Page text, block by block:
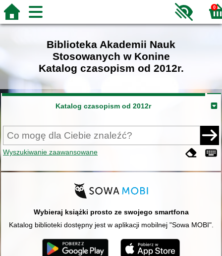
0
Biblioteka Akademii Nauk
Stosowanych w Konine
Katalog czasopism od 2012r.
Katalog czasopism od 2012r
Wyszukiwanie zaawansowane
Wybieraj książki prosto ze swojego smartfona
Katalog biblioteki dostępny jest w aplikacji mobilnej "Sowa MOBI".